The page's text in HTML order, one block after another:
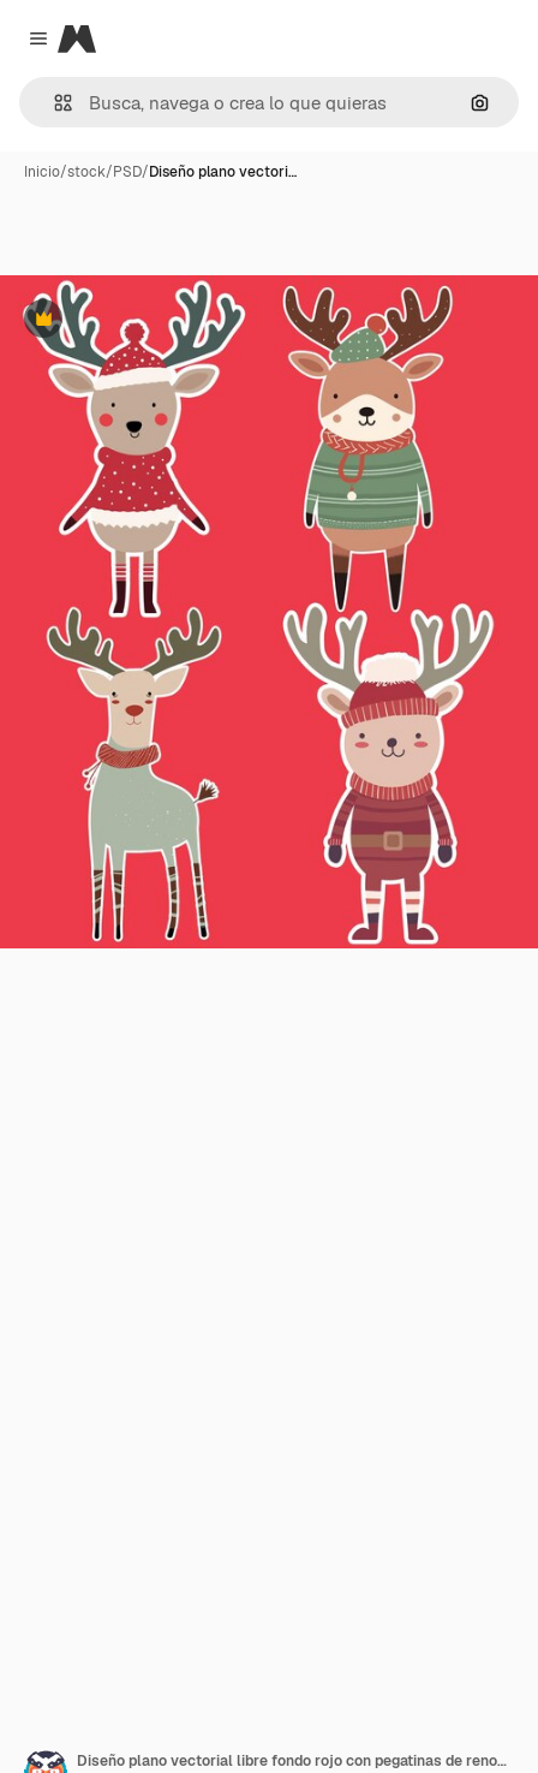
Close menu
Magnific
Inicio/stock/PSD/Diseño plano vectori…
Premium
Diseño plano vectorial libre fondo rojo con pegatinas de renos dibujadas a mano